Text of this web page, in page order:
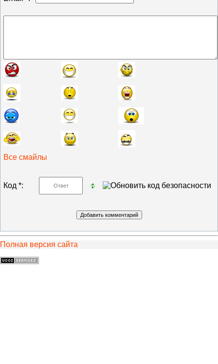
Все смайлы
Код *:
Полная версия сайта